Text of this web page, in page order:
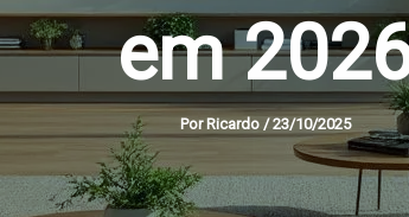
em
Por Ricardo /23/10/2025